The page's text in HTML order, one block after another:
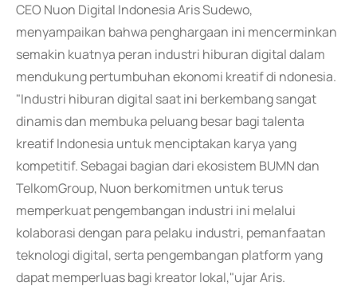
CEO Nuon Digital Indonesia Aris Sudewo,
menyampaikan bahwa penghargaan ini mencerminkan
semakin kuatnya peran industri hiburan digital dalam
mendukung pertumbuhan ekonomi kreatif di ndonesia.
"Industri hiburan digital saat ini berkembang sangat
dinamis dan membuka peluang besar bagi talenta
kreatif Indonesia untuk menciptakan karya yang
kompetitif. Sebagai bagian dari ekosistem BUMN dan
TelkomGroup, Nuon berkomitmen untuk terus
memperkuat pengembangan industri ini melalui
kolaborasi dengan para pelaku industri, pemanfaatan
teknologi digital, serta pengembangan platform yang
dapat memperluas bagi kreator lokal,"ujar Aris.